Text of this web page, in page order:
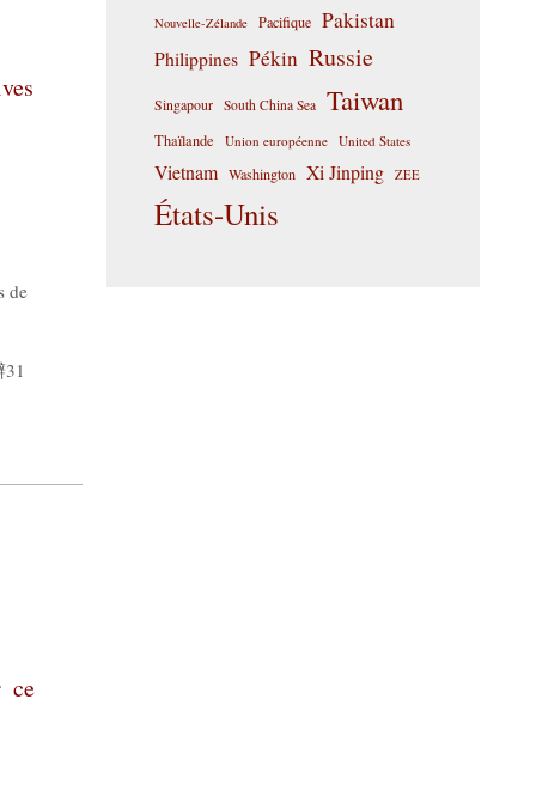
de
ce
Nouvelle-Zélande Pacifique Pakistan
Philippines Pékin Russie
Singapour South China Sea Taiwan
Thaïlande Union européenne United States
Vietnam Washington Xi Jinping ZEE
États-Unis